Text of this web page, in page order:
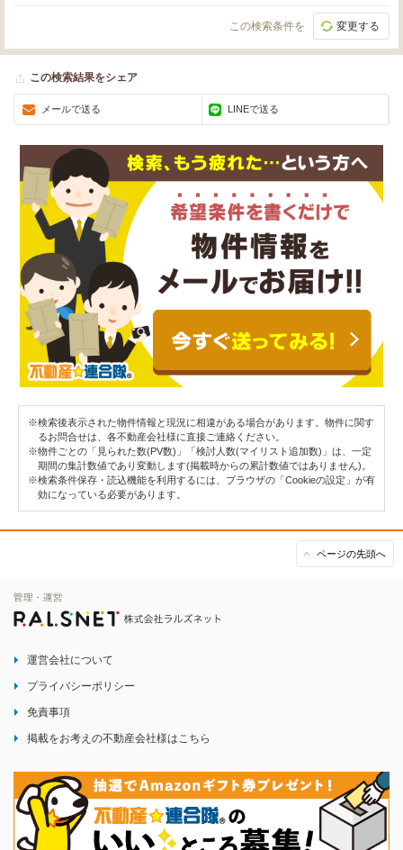
この検索条件を 変更する
この検索結果をシェア
メールで送る LINEで送る
※検索後表示された物件情報と現況に相違がある場合があります。物件に関す
るお問合せは、各不動産会社様に直接ご連絡ください。
※物件ごとの「見られた数(PV数)」「検討人数(マイリスト追加数)」は、一定
期間の集計数値であり変動します(掲載時からの累計数値ではありません)。
※検索条件保存・読込機能を利用するには、ブラウザの「Cookieの設定」が有
効になっている必要があります。
ページの先頭へ
運営会社について
プライバシーポリシー
免責事項
掲載をお考えの不動産会社様はこちら